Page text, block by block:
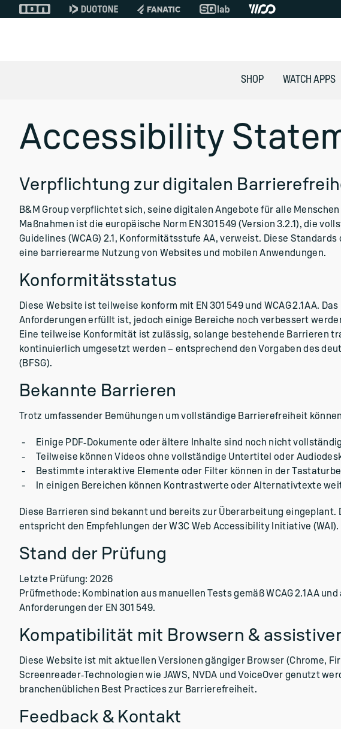
SHOP WATCH APPS
Accessibility
Verpflichtung zur digitalen
B&M Group verpflichtet sich, seine digitalen Angebote für alle
Maßnahmen ist die europäische Norm EN 301 549 (Version 3.2.1), die
Guidelines (WCAG) 2.1, Konformitätsstufe AA, verweist. Diese
eine barrierearme Nutzung von Websites und mobilen Anwendungen.
Konformitätsstatus
Diese Website ist teilweise konform mit EN 301 549 und WCAG 2.1 AA.
Anforderungen erfüllt ist, jedoch einige Bereiche noch verbessert
Eine teilweise Konformität ist zulässig, solange bestehende Barrieren
kontinuierlich umgesetzt werden – entsprechend den Vorgaben des
(BFSG).
Bekannte Barrieren
Trotz umfassender Bemühungen um vollständige Barrierefreiheit
Einige PDF‑Dokumente oder ältere Inhalte sind noch nicht
Teilweise können Videos ohne vollständige Untertitel oder
Bestimmte interaktive Elemente oder Filter können in der
In einigen Bereichen können Kontrastwerte oder Alternativtexte
Diese Barrieren sind bekannt und bereits zur Überarbeitung
entspricht den Empfehlungen der W3C Web Accessibility Initiative (WAI).
Stand der Prüfung
Letzte Prüfung: 2026
Prüfmethode: Kombination aus manuellen Tests gemäß WCAG 2.1 AA
Anforderungen der EN 301 549.
Kompatibilität mit Browsern &
Diese Website ist mit aktuellen Versionen gängiger Browser (Chrome,
Screenreader‑Technologien wie JAWS, NVDA und VoiceOver genutzt
branchenüblichen Best Practices zur Barrierefreiheit.
Feedback & Kontakt